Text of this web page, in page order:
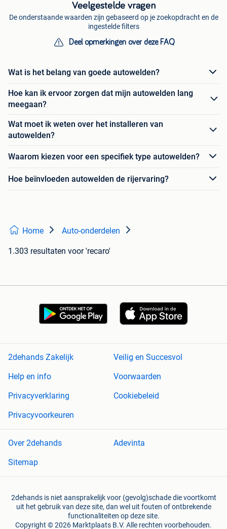
Veelgestelde vragen
De onderstaande waarden zijn gebaseerd op je zoekopdracht en de
ingestelde filters
Deel opmerkingen over deze FAQ
Wat is het belang van goede autowelden?
Hoe kan ik ervoor zorgen dat mijn autowelden lang
meegaan?
Wat moet ik weten over het installeren van
autowelden?
Waarom kiezen voor een specifiek type autowelden?
Hoe beïnvloeden autowelden de rijervaring?
Home Auto-onderdelen
1.303 resultaten voor 'recaro'
2dehands Zakelijk
Veilig en Succesvol
Help en info
Voorwaarden
Privacyverklaring
Cookiebeleid
Privacyvoorkeuren
Over 2dehands
Adevinta
Sitemap
2dehands is niet aansprakelijk voor (gevolg)schade die voortkomt
uit het gebruik van deze site, dan wel uit fouten of ontbrekende
functionaliteiten op deze site.
Copyright © 2026 Marktplaats B.V. Alle rechten voorbehouden.